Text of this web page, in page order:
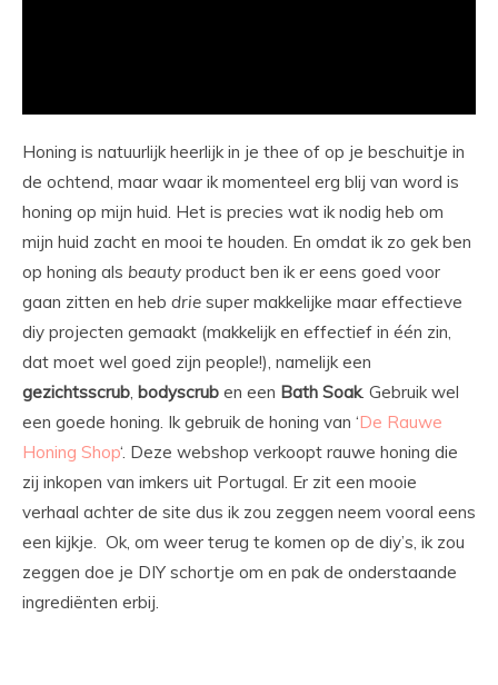
Honing is natuurlijk heerlijk in je thee of op je beschuitje in
de ochtend, maar waar ik momenteel erg blij van word is
honing op mijn huid. Het is precies wat ik nodig heb om
mijn huid zacht en mooi te houden. En omdat ik zo gek ben
op honing als beauty product ben ik er eens goed voor
gaan zitten en heb drie super makkelijke maar effectieve
diy projecten gemaakt (makkelijk en effectief in één zin,
dat moet wel goed zijn people!), namelijk een
gezichtsscrub, bodyscrub en een Bath Soak. Gebruik wel
een goede honing. Ik gebruik de honing van ‘De Rauwe
Honing Shop‘. Deze webshop verkoopt rauwe honing die
zij inkopen van imkers uit Portugal. Er zit een mooie
verhaal achter de site dus ik zou zeggen neem vooral eens
een kijkje. Ok, om weer terug te komen op de diy’s, ik zou
zeggen doe je DIY schortje om en pak de onderstaande
ingrediënten erbij.